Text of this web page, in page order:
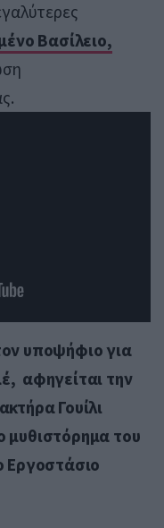
Βασίλειο,
υποψήφιο για
αφηγείται την
Γουίλι
μυθιστόρημα του
Εργοστάσιο